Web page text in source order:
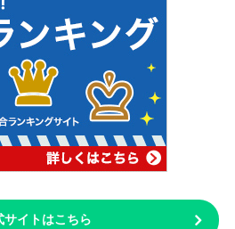
サイトはこちら